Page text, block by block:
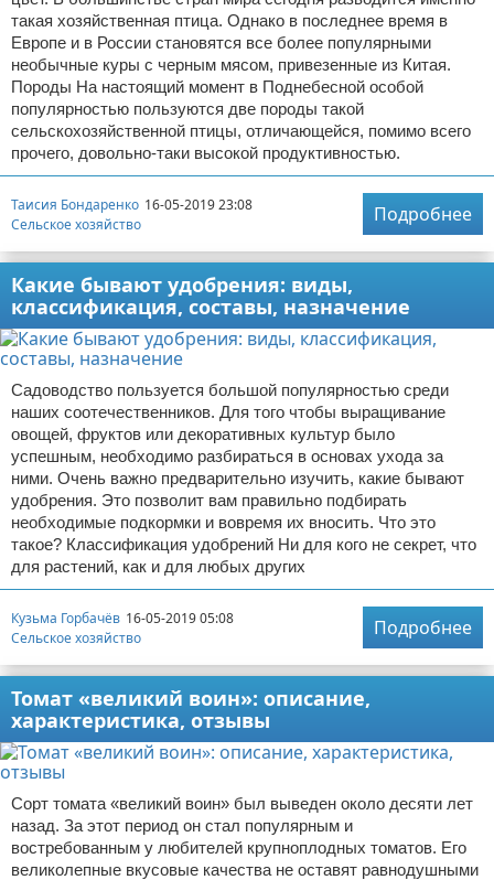
такая хозяйственная птица. Однако в последнее время в
Европе и в России становятся все более популярными
необычные куры с черным мясом, привезенные из Китая.
Породы На настоящий момент в Поднебесной особой
популярностью пользуются две породы такой
сельскохозяйственной птицы, отличающейся, помимо всего
прочего, довольно-таки высокой продуктивностью.
Таисия Бондаренко 16-05-2019 23:08
Сельское хозяйство
Подробнее
Какие бывают удобрения: виды,
классификация, составы, назначение
Садоводство пользуется большой популярностью среди
наших соотечественников. Для того чтобы выращивание
овощей, фруктов или декоративных культур было
успешным, необходимо разбираться в основах ухода за
ними. Очень важно предварительно изучить, какие бывают
удобрения. Это позволит вам правильно подбирать
необходимые подкормки и вовремя их вносить. Что это
такое? Классификация удобрений Ни для кого не секрет, что
для растений, как и для любых других
Кузьма Горбачёв 16-05-2019 05:08
Сельское хозяйство
Подробнее
Томат «великий воин»: описание,
характеристика, отзывы
Сорт томата «великий воин» был выведен около десяти лет
назад. За этот период он стал популярным и
востребованным у любителей крупноплодных томатов. Его
великолепные вкусовые качества не оставят равнодушными